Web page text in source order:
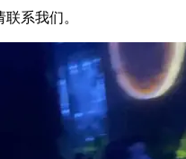
系我们。